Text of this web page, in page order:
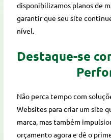
disponibilizamos planos de
garantir que seu site
nível.
Destaque-se
Não perca tempo com
Websites para criar um site
marca, mas também
orçamento agora e dê o